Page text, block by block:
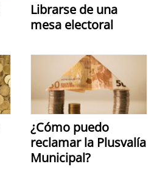
Librarse de una
mesa electoral
¿Cómo puedo
reclamar la Plusvalía
Municipal?